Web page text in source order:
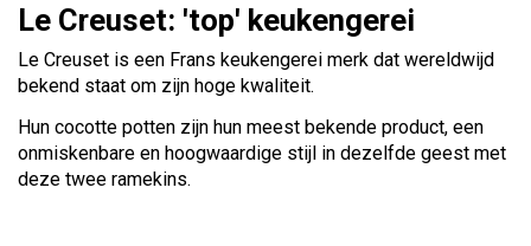
Le Creuset: 'top' keukengerei
Le Creuset is een Frans keukengerei merk dat wereldwijd
bekend staat om zijn hoge kwaliteit.
Hun cocotte potten zijn hun meest bekende product, een
onmiskenbare en hoogwaardige stijl in dezelfde geest met
deze twee ramekins.